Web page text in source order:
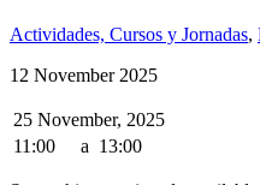
Actividades, Cursos y Jornadas,
12 November 2025
25 November, 2025
11:00
a 13:00